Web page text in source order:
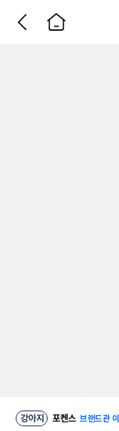
강아지 포켄스 브랜드관